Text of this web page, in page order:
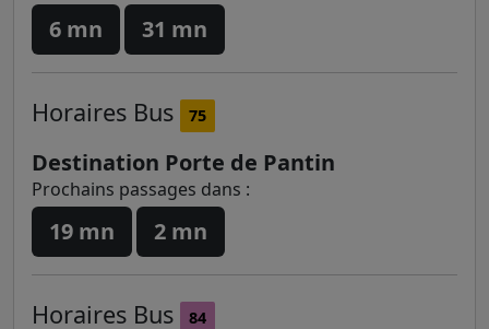
6 mn 31 mn
Horaires Bus 75
Destination Porte de Pantin
Prochains passages dans :
19 mn 2 mn
Horaires Bus 84